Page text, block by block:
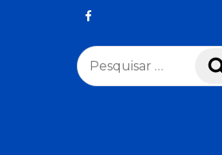
Pesquisar
por: